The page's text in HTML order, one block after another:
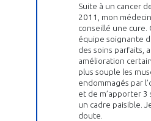
Suite à un cancer
2011, mon
conseillé une cure.
équipe soignante
des soins parfaits,
amélioration
plus souple les
endommagés par
et de m’apporter
un cadre paisible.
doute.